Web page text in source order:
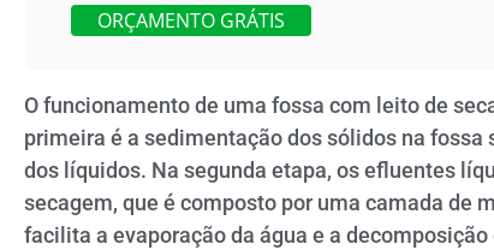
ORÇAMENTO GRÁTIS
O funcionamento de uma fossa com leito de
primeira é a sedimentação dos sólidos na
dos líquidos. Na segunda etapa, os efluentes
secagem, que é composto por uma camada de
facilita a evaporação da água e a